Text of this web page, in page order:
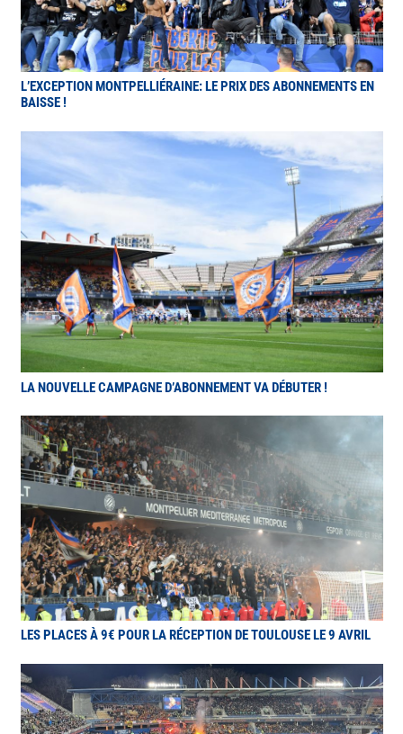
L’EXCEPTION MONTPELLIÉRAINE: LE PRIX DES ABONNEMENTS EN
BAISSE !
LA NOUVELLE CAMPAGNE D’ABONNEMENT VA DÉBUTER !
LES PLACES À 9€ POUR LA RÉCEPTION DE TOULOUSE LE 9 AVRIL